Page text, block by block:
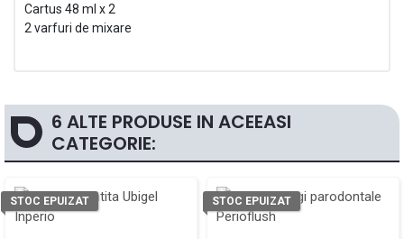
Cartus 48 ml x 2
2 varfuri de mixare
6 ALTE PRODUSE IN ACEEASI
CATEGORIE:
STOC EPUIZAT STOC EPUIZAT